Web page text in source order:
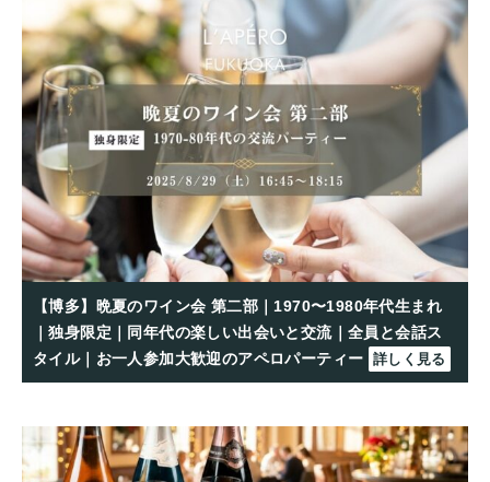
【博多】晩夏のワイン会 第二部｜1970〜1980年代生まれ
｜独身限定｜同年代の楽しい出会いと交流｜全員と会話ス
タイル｜お一人参加大歓迎のアペロパーティー 詳しく見る